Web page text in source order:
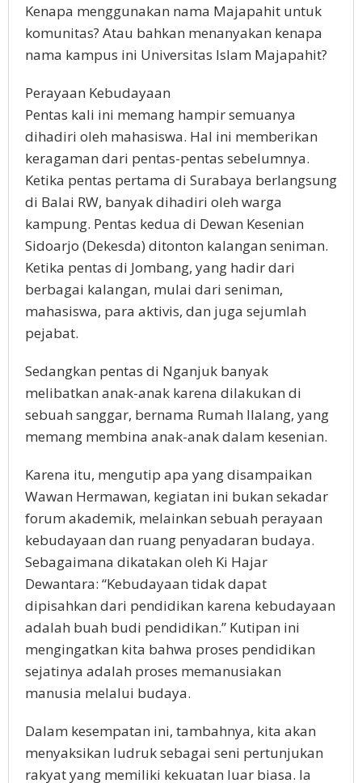
Kenapa menggunakan nama Majapahit untuk
komunitas? Atau bahkan menanyakan kenapa
nama kampus ini Universitas Islam Majapahit?
Perayaan Kebudayaan
Pentas kali ini memang hampir semuanya
dihadiri oleh mahasiswa. Hal ini memberikan
keragaman dari pentas-pentas sebelumnya.
Ketika pentas pertama di Surabaya berlangsung
di Balai RW, banyak dihadiri oleh warga
kampung. Pentas kedua di Dewan Kesenian
Sidoarjo (Dekesda) ditonton kalangan seniman.
Ketika pentas di Jombang, yang hadir dari
berbagai kalangan, mulai dari seniman,
mahasiswa, para aktivis, dan juga sejumlah
pejabat.
Sedangkan pentas di Nganjuk banyak
melibatkan anak-anak karena dilakukan di
sebuah sanggar, bernama Rumah Ilalang, yang
memang membina anak-anak dalam kesenian.
Karena itu, mengutip apa yang disampaikan
Wawan Hermawan, kegiatan ini bukan sekadar
forum akademik, melainkan sebuah perayaan
kebudayaan dan ruang penyadaran budaya.
Sebagaimana dikatakan oleh Ki Hajar
Dewantara: “Kebudayaan tidak dapat
dipisahkan dari pendidikan karena kebudayaan
adalah buah budi pendidikan.” Kutipan ini
mengingatkan kita bahwa proses pendidikan
sejatinya adalah proses memanusiakan
manusia melalui budaya.
Dalam kesempatan ini, tambahnya, kita akan
menyaksikan ludruk sebagai seni pertunjukan
rakyat yang memiliki kekuatan luar biasa. Ia